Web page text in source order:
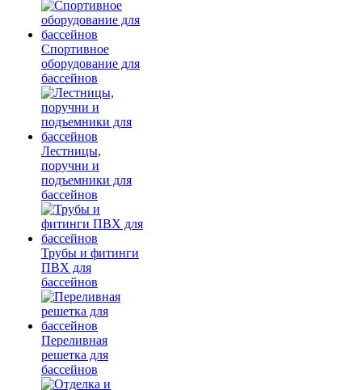
Спортивное
оборудование для
бассейнов
Лестницы,
поручни и
подъемники для
бассейнов
Трубы и фитинги
ПВХ для
бассейнов
Переливная
решетка для
бассейнов